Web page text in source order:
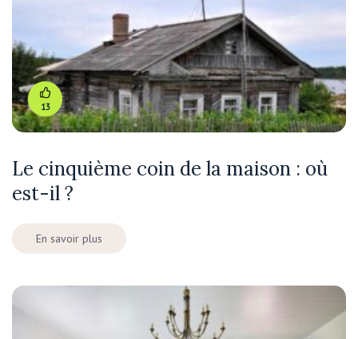
13
Le cinquième coin de la maison : où
est-il ?
En savoir plus